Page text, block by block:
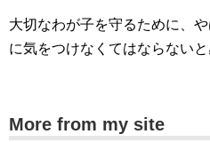
大切なわが子を守るために、
に気をつけなくてはならないと
More from my site